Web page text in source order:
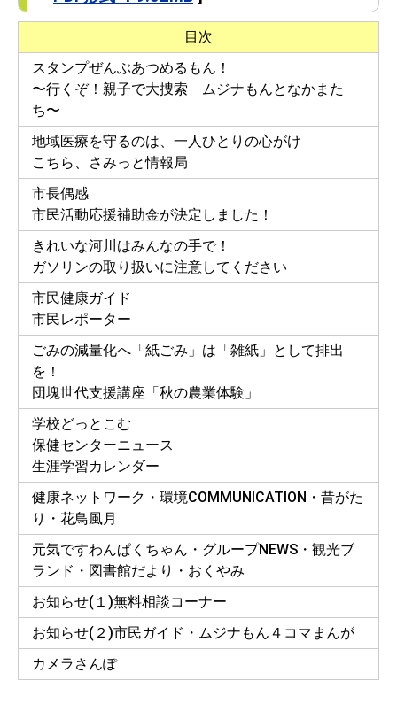
目次
スタンプぜんぶあつめるもん！
〜行くぞ！親子で大捜索 ムジナもんとなかまた
ち〜
地域医療を守るのは、一人ひとりの心がけ
こちら、さみっと情報局
市長偶感
市民活動応援補助金が決定しました！
きれいな河川はみんなの手で！
ガソリンの取り扱いに注意してください
市民健康ガイド
市民レポーター
ごみの減量化へ「紙ごみ」は「雑紙」として排出
を！
団塊世代支援講座「秋の農業体験」
学校どっとこむ
保健センターニュース
生涯学習カレンダー
健康ネットワーク・環境COMMUNICATION・昔がた
り・花鳥風月
元気ですわんぱくちゃん・グループNEWS・観光ブ
ランド・図書館だより・おくやみ
お知らせ(１)無料相談コーナー
お知らせ(２)市民ガイド・ムジナもん４コマまんが
カメラさんぽ